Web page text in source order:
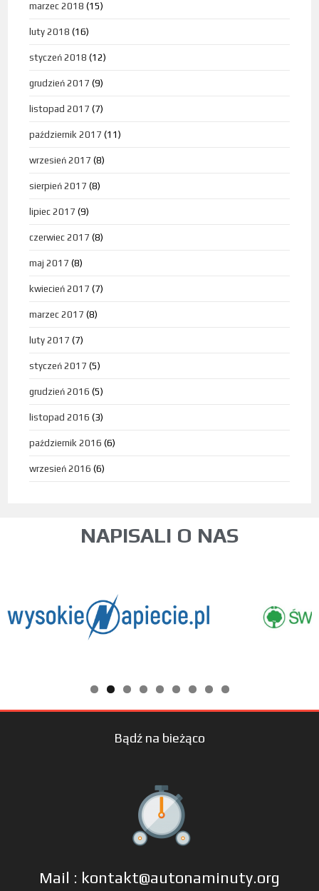
marzec 2018 (15)
luty 2018 (16)
styczeń 2018 (12)
grudzień 2017 (9)
listopad 2017 (7)
październik 2017 (11)
wrzesień 2017 (8)
sierpień 2017 (8)
lipiec 2017 (9)
czerwiec 2017 (8)
maj 2017 (8)
kwiecień 2017 (7)
marzec 2017 (8)
luty 2017 (7)
styczeń 2017 (5)
grudzień 2016 (5)
listopad 2016 (3)
październik 2016 (6)
wrzesień 2016 (6)
NAPISALI O NAS
Bądź na bieżąco
Mail : kontakt@autonaminuty.org